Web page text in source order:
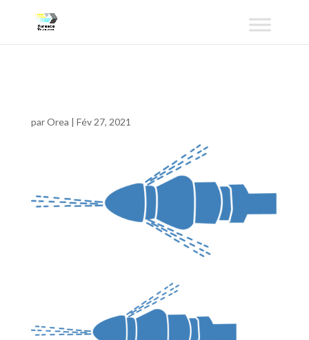
parOrea | Fév 27, 2021